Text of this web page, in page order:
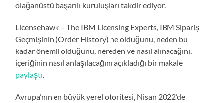
olağanüstü başarılı kuruluşları takdir ediyor.
Licensehawk – The IBM Licensing Experts, IBM Sipariş
Geçmişinin (Order History) ne olduğunu, neden bu
kadar önemli olduğunu, nereden ve nasıl alınacağını,
içeriğinin nasıl anlaşılacağını açıkladığı bir makale
paylaştı.
Avrupa’nın en büyük yerel otoritesi, Nisan 2022’de